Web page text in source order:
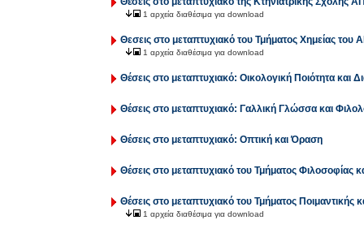
1 αρχεία διαθέσιμα για download
Θεσεις στο μεταπτυχιακό του Τμήματος Χημείας του
1 αρχεία διαθέσιμα για download
Θέσεις στο μεταπτυχιακό: Οικολογική Ποιότητα
Θέσεις στο μεταπτυχιακό: Γαλλική Γλώσσα και
Θέσεις στο μεταπτυχιακό: Οπτική και Όραση
Θέσεις στο μεταπτυχιακό του Τμήματος Φιλοσοφίας
Θέσεις στο μεταπτυχιακό του Τμήματος
1 αρχεία διαθέσιμα για download